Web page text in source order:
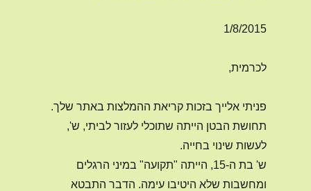
1/8/2015
לכרמית,
פניתי אלייך בזכות קריאת ההמלצות באתר שלך.
תחושת הבטן הייתה שתוכלי לעזור לביתי, ש',
לעשות שינוי בחייה.
ש' בת ה-15, הייתה "תקועה" במיני הרגלים
ומחשבות שלא היטיבו עימה. הדבר התבטא